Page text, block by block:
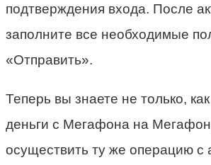
подтверждения входа. После
заполните все необходимые
«Отправить».
Теперь вы знаете не только,
деньги с Мегафона на
осуществить ту же операцию с